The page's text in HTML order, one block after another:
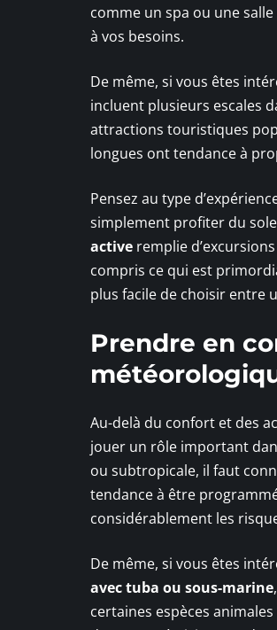
comme un spa ou une
à vos besoins.
De même, si vous êtes
incluent plusieurs escales
attractions touristiques
longues ont tendance à
Pensez au type
simplement profiter du
active remplie
compris ce qui est
plus facile de choisir entre
Prendre en
Au-delà du confort et des
jouer un rôle important
ou subtropicale, il faut
tendance à être
considérablement les
De même, si vous êtes
avec tuba ou sous-marine
certaines espèces